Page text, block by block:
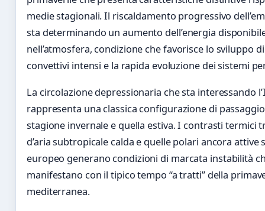
medie stagionali. Il riscaldamento progressivo
sta determinando un aumento dell’energia
nell’atmosfera, condizione che favorisce lo sviluppo
convettivi intensi e la rapida evoluzione dei sistemi
La circolazione depressionaria che sta interessando
rappresenta una classica configurazione di
stagione invernale e quella estiva. I contrasti termici
d’aria subtropicale calda e quelle polari ancora attive
europeo generano condizioni di marcata instabilità
manifestano con il tipico tempo “a tratti” della
mediterranea.